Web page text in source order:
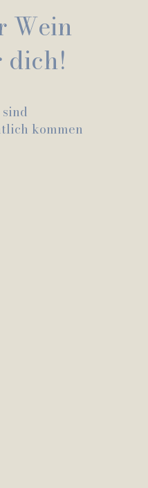
Wein
dich!
kommen